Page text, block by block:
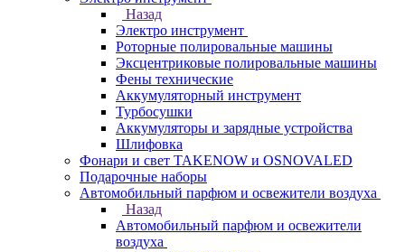
Назад
Электро инструмент
Роторные полировальные машины
Эксцентриковые полировальные машины
Фены технические
Аккумуляторный инструмент
Турбосушки
Аккумуляторы и зарядные устройства
Шлифовка
Фонари и свет TAKENOW и OSNOVALED
Подарочные наборы
Автомобильный парфюм и освежители воздуха
Назад
Автомобильный парфюм и освежители
воздуха